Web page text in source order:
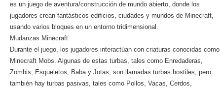
es un juego de aventura/construcción de mundo abierto, donde los
jugadores crean fantásticos edificios, ciudades y mundos de Minecraft,
usando varios bloques en un entorno tridimensional.
Mudanzas Minecraft
Durante el juego, los jugadores interactúan con criaturas conocidas como
Minecraft Mobs. Algunas de estas turbas, tales como Enredaderas,
Zombis, Esqueletos, Baba y Jotas, son llamadas turbas hostiles, pero
también hay turbas pasivas, tales como Pollos, Vacas, Cerdos,